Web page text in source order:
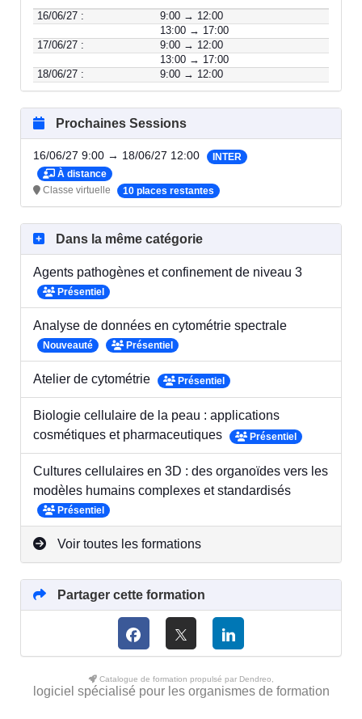
16/06/27 :
9:00 → 12:00
13:00 → 17:00
17/06/27 :
9:00 → 12:00
13:00 → 17:00
18/06/27 :
9:00 → 12:00
Prochaines Sessions
16/06/27 9:00 → 18/06/27 12:00
INTER
À distance
Classe virtuelle
10 places restantes
Dans la même catégorie
Agents pathogènes et confinement de niveau 3
Présentiel
Analyse de données en cytométrie spectrale
Nouveauté Présentiel
Atelier de cytométrie Présentiel
Biologie cellulaire de la peau : applications
cosmétiques et pharmaceutiques
Présentiel
Cultures cellulaires en 3D : des organoïdes vers les
modèles humains complexes et standardisés
Présentiel
Voir toutes les formations
Partager cette formation
Catalogue de formation propulsé par Dendreo,
logiciel spécialisé pour les organismes de formation